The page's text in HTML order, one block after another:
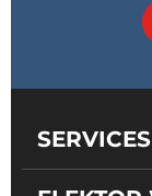
SERVICES